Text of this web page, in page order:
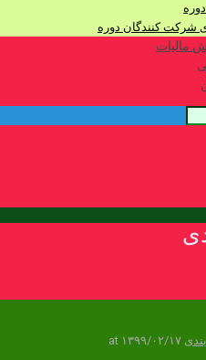
شرکت کنندگان دوره
مالیات
at ۱۳۹۹/۰۲/۱۷